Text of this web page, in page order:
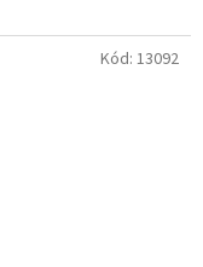
Kód: 13092